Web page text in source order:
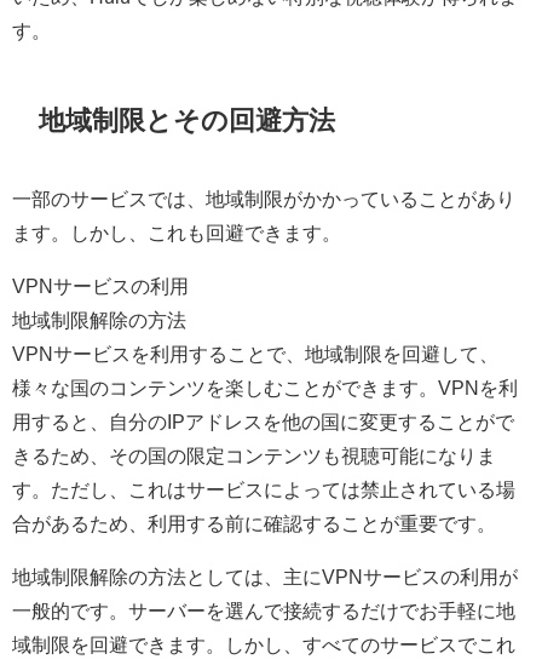
す。
地域制限とその回避方法
一部のサービスでは、地域制限がかかっていることがあり
ます。しかし、これも回避できます。
VPNサービスの利用
地域制限解除の方法
VPNサービスを利用することで、地域制限を回避して、
様々な国のコンテンツを楽しむことができます。VPNを利
用すると、自分のIPアドレスを他の国に変更することがで
きるため、その国の限定コンテンツも視聴可能になりま
す。ただし、これはサービスによっては禁止されている場
合があるため、利用する前に確認することが重要です。
地域制限解除の方法としては、主にVPNサービスの利用が
一般的です。サーバーを選んで接続するだけでお手軽に地
域制限を回避できます。しかし、すべてのサービスでこれ